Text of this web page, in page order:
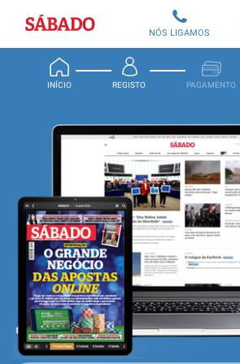
Sábado
INÍCIO REGISTO PAGAMENTO
NÓS LIGAMOS